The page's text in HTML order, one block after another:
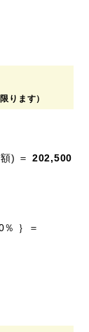
ります）
) ＝ 202,500
｝＝